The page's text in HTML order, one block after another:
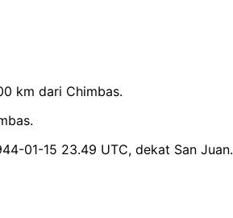
km dari Chimbas.
01-15 23.49 UTC, dekat San Juan.